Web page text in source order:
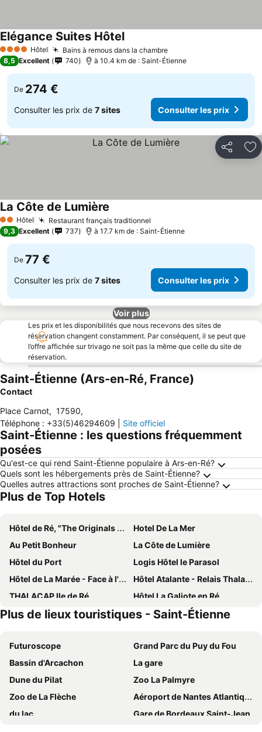
4 Étoiles Hôtel Bains à remous dans la chambre
Elégance Suites Hôtel
8,5 Excellent 740 à 10.4 km de : Saint-Étienne
De 274 €
Consulter les prix de 7 sites Consulter les prix
Partager
2 Étoiles
Hôtel Restaurant français traditionnel
La Côte de Lumière
9,3 Excellent 737 à 17.7 km de : Saint-Étienne
De 77 €
Consulter les prix de 7 sites Consulter les prix
Voir plus
Les prix et les disponibilités que nous recevons des sites de
réservation changent constamment. Par conséquent, il se peut que
l’offre affichée sur trivago ne soit pas la même que celle du site de
réservation.
Saint-Étienne (Ars-en-Ré, France)
Contact
Place Carnot, 17590,
Téléphone : +33(5)46294609 Site officiel
Saint-Étienne : les questions fréquemment
posées
Qu'est-ce qui rend Saint-Étienne populaire à Ars-en-Ré?
Quels sont les hébergements près de Saint-Étienne?
Quelles autres attractions sont proches de Saint-Étienne?
Plus de Top Hotels
Hôtel de Ré, "The Originals Résidence"
Hotel De La Mer
Au Petit Bonheur
La Côte de Lumière
Hôtel du Port
Logis Hôtel le Parasol
Hôtel de La Marée - Face à l'océan - Ile de Ré
Hôtel Atalante - Relais Thalasso & Spa
THALACAP Ile de Ré
Hôtel La Galiote en Ré
Hôtel Les Grenettes
Fleur de Ré
Les Colonnes
HR Hôtel & Spa Marin
Hôtel Restaurant & Spa Plaisir
La Baronnie Hôtel & Spa - Teritoria
La Villa Hôtel Bien Être Île de Ré
Hôtel Le Peu Breton
Hôtel Restaurant Le Grand Large - Face à la plage - Ile de Ré
VVF Résidence Île de Ré Ars-en-Ré
Les Vignes de la Chapelle, The Originals Relais
La Maison Douce
Plus de lieux touristiques - Saint-Étienne
Futuroscope
Grand Parc du Puy du Fou
Bassin d'Arcachon
La gare
Dune du Pilat
Zoo La Palmyre
Zoo de La Flèche
Aéroport de Nantes Atlantique
du lac
Gare de Bordeaux Saint-Jean